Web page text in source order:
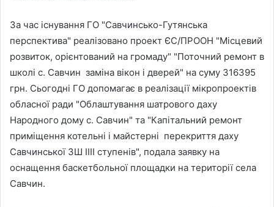
За час існування ГО "Савчинсько-Гутянська
перспектива" реалізовано проект ЄС/ПРООН "Місцевий
розвиток, орієнтований на громаду" "Поточний ремонт в
школі с. Савчин заміна вікон і дверей" на суму 316395
грн. Сьогодні ГО допомагає в реалізації мікропроектів
обласної ради "Облаштування шатрового даху
Народного дому с. Савчин" та "Капітальний ремонт
приміщення котельні і майстерні перекриття даху
Савчинської ЗШ ІІІІ ступенів", подала заявку на
оснащення баскетбольної площадки на території села
Савчин.